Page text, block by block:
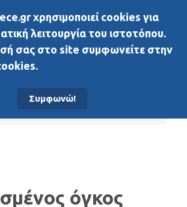
Δεδομένα On-Chain
όγκος
χρησιμοποιεί cookies για
λειτουργία του ιστοτόπου.
σας στο site συμφωνείτε στην
Συμφωνώ!